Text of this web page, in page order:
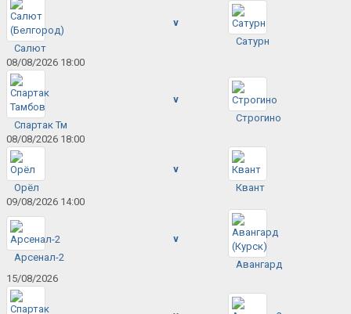
Салют
v
Сатурн
08/08/2026 18:00
Спартак Тм
v
Строгино
08/08/2026 18:00
Орёл
v
Квант
09/08/2026 14:00
Арсенал-2
v
Авангард
15/08/2026